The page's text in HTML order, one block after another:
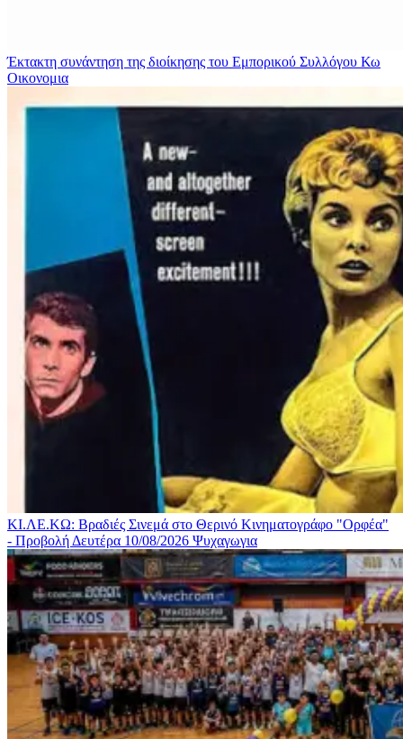
Έκτακτη συνάντηση της διοίκησης του Εμπορικού Συλλόγου Κω
Οικονομια
ΚΙ.ΛΕ.ΚΩ: Βραδιές Σινεμά στο Θερινό Κινηματογράφο "Ορφέα"
- Προβολή Δευτέρα 10/08/2026 Ψυχαγωγια